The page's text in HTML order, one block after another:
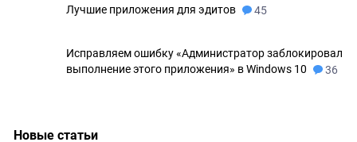
Лучшие приложения для эдитов 45
Исправляем ошибку «Администратор заблокировал
выполнение этого приложения» в Windows 10
36
Новые статьи